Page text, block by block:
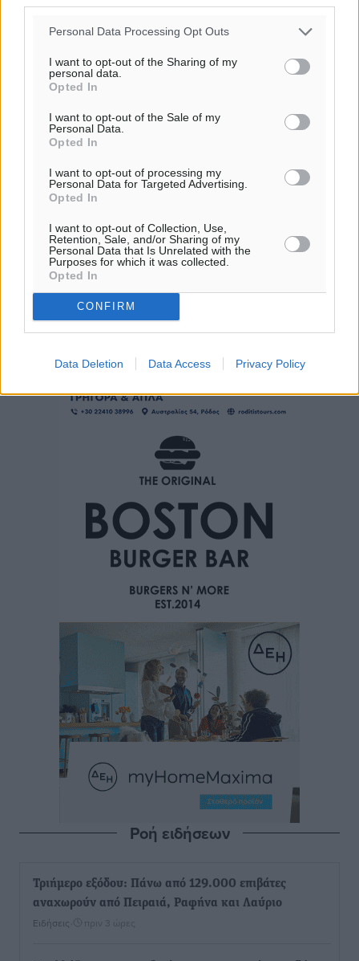
Personal Data Processing Opt Outs
I want to opt-out of the Sharing of my
personal data.
Opted In
I want to opt-out of the Sale of my
Personal Data.
Opted In
I want to opt-out of processing my
Personal Data for Targeted Advertising.
Opted In
I want to opt-out of Collection, Use,
Retention, Sale, and/or Sharing of my
Personal Data that Is Unrelated with the
Purposes for which it was collected.
Opted In
CONFIRM
Data Deletion Data Access Privacy Policy
πρόγνωση:
Ροή ειδήσεων
Τριήμερο εξόδου: Πάνω από 129.000 επιβάτες
αναχωρούν από Πειραιά, Ραφήνα και Λαύριο
Ειδήσεις πριν 3 ώρες